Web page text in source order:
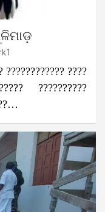
???????????? ????
??????????